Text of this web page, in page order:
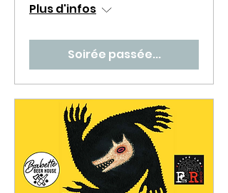
Plus d'infos
Soirée passée...